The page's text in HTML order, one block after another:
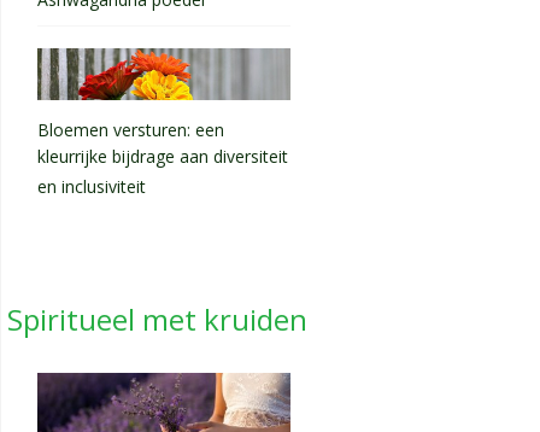
Bloemen versturen: een
kleurrijke bijdrage aan diversiteit
en inclusiviteit
Spiritueel met kruiden